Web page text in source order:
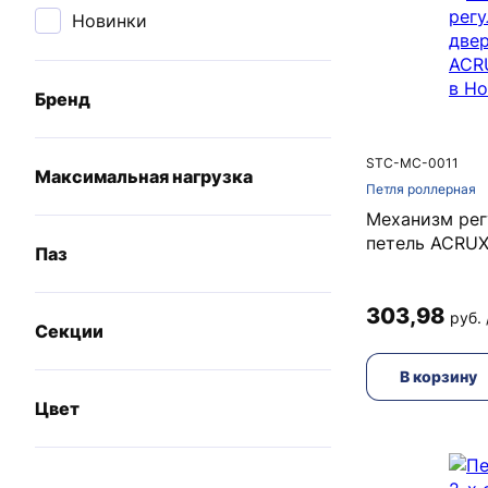
Новинки
Бренд
Максимальная нагрузка
Паз
Секции
Цвет
STC-MC-0011
Петля роллерная
Механизм
петель
303,98
В корзину